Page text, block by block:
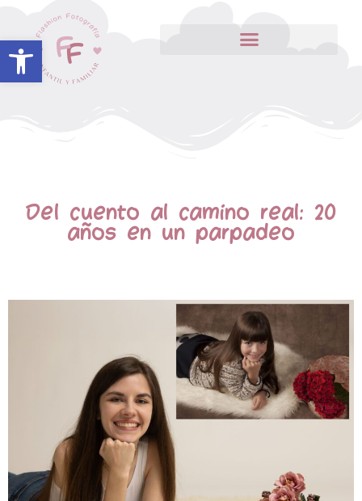
Abrir barra de herramientas
Del cuento al camino real: 20
años en un parpadeo